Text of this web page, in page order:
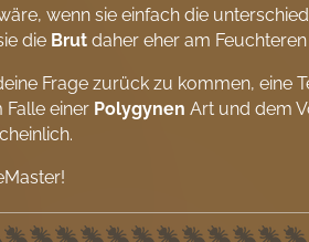
wenn sie einfach die
die Brut daher eher am
Frage zurück zu kommen, eine
Falle einer Polygynen Art und dem